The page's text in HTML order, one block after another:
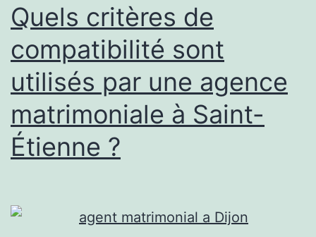
relationnel
?
Quels critères de
compatibilité sont
utilisés par une agence
matrimoniale à Saint-
Étienne ?